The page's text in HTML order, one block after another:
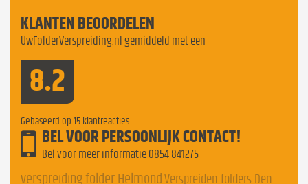
KLANTEN BEOORDELEN
UwFolderVerspreiding.nl gemiddeld met een
8.2
Gebaseerd op 15 klantreacties
BEL VOOR PERSOONLIJK CONTACT!
Bel voor meer informatie 0854 841275
verspreiding folder Helmond Verspreiden folders Den